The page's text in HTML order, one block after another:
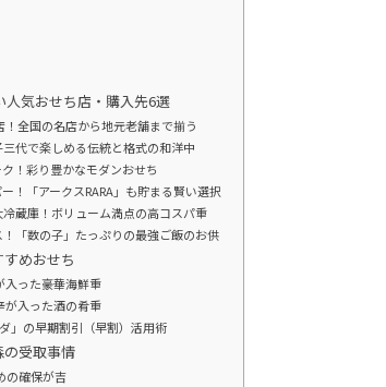
人気おせち店・購入先6選
全国の名店から地元老舗まで揃う
代で楽しめる伝統と格式の和洋中
！彩り豊かなモダンおせち
！「アークスRARA」も貯まる賢い選択
蔵庫！ボリューム満点の高コスパ重
「数の子」たっぷりの最強ご飯のお供
めおせち
入った豪華海鮮重
が入った酒の肴重
」の早期割引（早割）活用術
受取事情
の確保が吉